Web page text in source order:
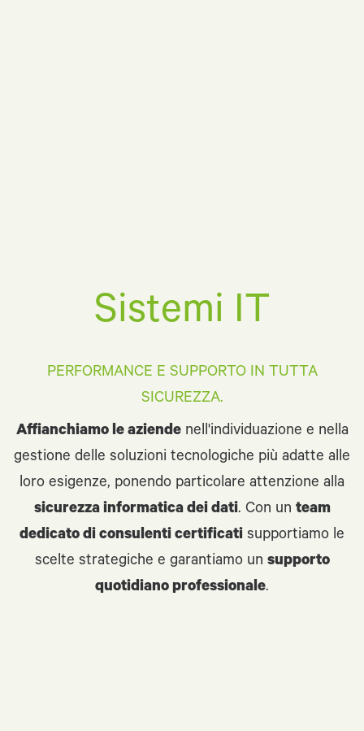
Sistemi IT
PERFORMANCE E SUPPORTO IN TUTTA
SICUREZZA.
Affianchiamo le aziendenell'individuazione e nella
gestione delle soluzioni tecnologiche più adatte alle
loro esigenze, ponendo particolare attenzione alla
sicurezza informatica dei dati. Con un team
dedicato di consulenti certificati supportiamo le
scelte strategiche e garantiamo un supporto
quotidiano professionale.